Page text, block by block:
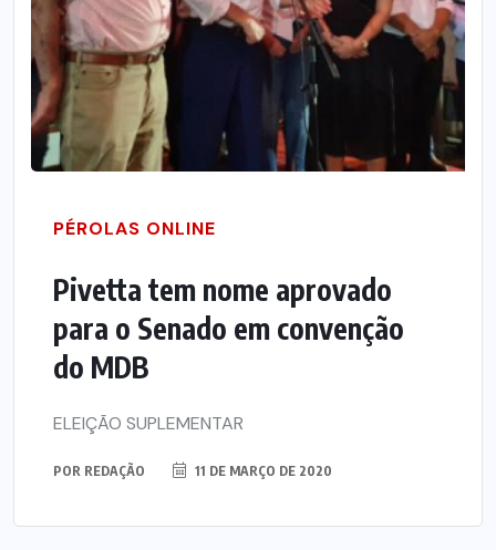
PÉROLAS ONLINE
Pivetta tem nome aprovado
para o Senado em convenção
do MDB
ELEIÇÃO SUPLEMENTAR
POR REDAÇÃO 11 DE MARÇO DE 2020